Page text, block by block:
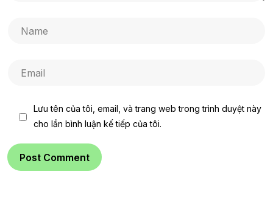
Lưu tên của tôi, email, và trang web trong trình duyệt này
cho lần bình luận kế tiếp của tôi.
Post Comment